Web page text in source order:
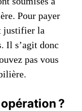
Pour payer
justifier la
Il s’agit donc
pas vous
?